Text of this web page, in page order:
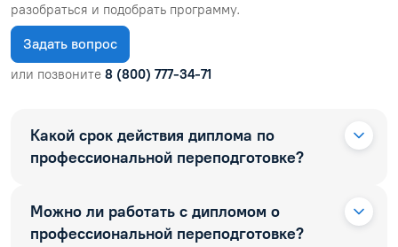
разобраться и подобрать программу.
Задать вопрос
или позвоните 8 (800) 777-34-71
Какой срок действия диплома по
профессиональной переподготовке?
Можно ли работать с дипломом о
профессиональной переподготовке?